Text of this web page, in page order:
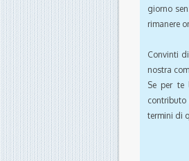
giorno
rimanere
Convinti
nostra
Se per te
contributo
termini di